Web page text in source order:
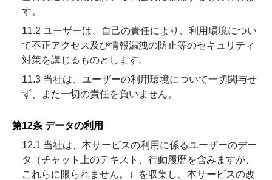
す。
11.2 ユーザーは、自己の責任により、利用環境につい
て不正アクセス及び情報漏洩の防止等のセキュリティ
対策を講じるものとします。
11.3 当社は、ユーザーの利用環境について一切関与せ
ず、また一切の責任を負いません。
第12条 データの利用
12.1 当社は、本サービスの利用に係るユーザーのデー
タ（チャット上のテキスト、行動履歴を含みますが、
これらに限られません。）を収集し、本サービスの改